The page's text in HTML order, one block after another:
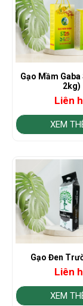
Gạo Mầm
2kg)
Liên
XEM
Gạo Đen
Liên
XEM